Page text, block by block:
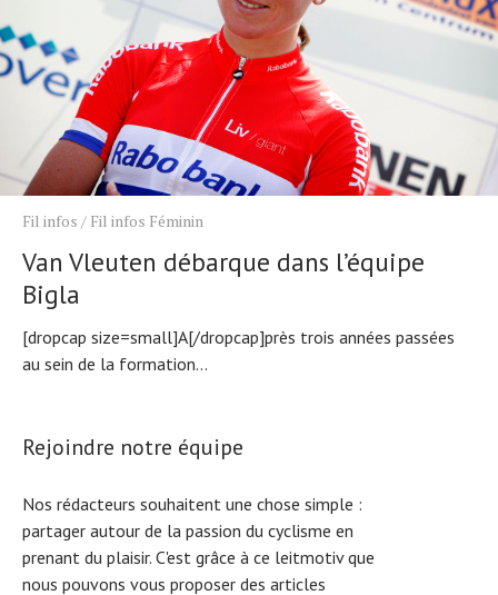
Fil infos / Fil infos Féminin
Van Vleuten débarque dans l’équipe
Bigla
[dropcap size=small]A[/dropcap]près trois années passées
au sein de la formation...
Rejoindre notre équipe
Nos rédacteurs souhaitent une chose simple :
partager autour de la passion du cyclisme en
prenant du plaisir. C'est grâce à ce leitmotiv que
nous pouvons vous proposer des articles